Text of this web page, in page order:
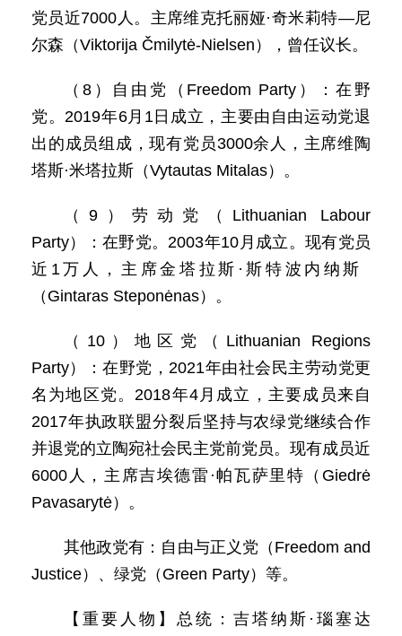
党员近7000人。主席维克托丽娅·奇米莉特—尼
尔森（Viktorija Čmilytė-Nielsen），曾任议长。
（8）自由党（Freedom Party）：在野
党。2019年6月1日成立，主要由自由运动党退
出的成员组成，现有党员3000余人，主席维陶
塔斯·米塔拉斯（Vytautas Mitalas）。
（9）劳动党（Lithuanian Labour
Party）：在野党。2003年10月成立。现有党员
近1万人，主席金塔拉斯·斯特波内纳斯
（Gintaras Steponėnas）。
（10）地区党（Lithuanian Regions
Party）：在野党，2021年由社会民主劳动党更
名为地区党。2018年4月成立，主要成员来自
2017年执政联盟分裂后坚持与农绿党继续合作
并退党的立陶宛社会民主党前党员。现有成员近
6000人，主席吉埃德雷·帕瓦萨里特（Giedrė
Pavasarytė）。
其他政党有：自由与正义党（Freedom and
Justice）、绿党（Green Party）等。
【重要人物】总统：吉塔纳斯·瑙塞达